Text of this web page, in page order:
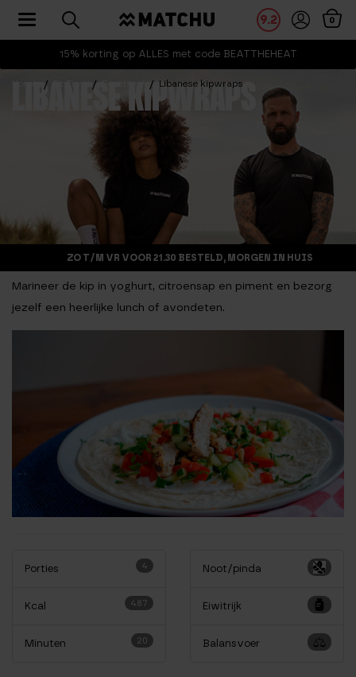
15% korting op ALLES met code BEATTHEHEAT
9.2 0
Toggle navigation
Libanese kipwraps
LIBANESE KIPWRAPS
ZO T/M VR VOOR 21.30 BESTELD, MORGEN IN HUIS
Marineer de kip in yoghurt, citroensap en piment en bezorg
jezelf een heerlijke lunch of avondeten.
Porties 4
Kcal 487
Minuten 20
Noot/pinda
Eiwitrijk
Balansvoer